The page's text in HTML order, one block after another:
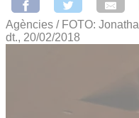
Agències / FOTO:
dt., 20/02/2018